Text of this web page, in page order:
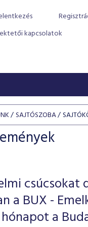
kapcsolatok
indexek
kötvény indexek
piac
szekció
szekció
díjstruktúra
vállalati kötvény
egyszerűen
üzletkötők
SAJTÓSZOBA
csúcsokat
a BUX -
a